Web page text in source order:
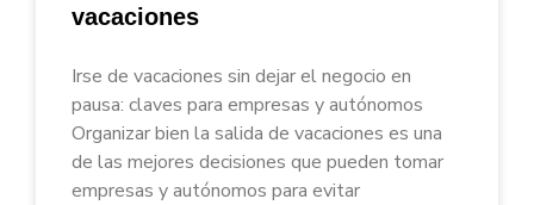
vacaciones
Irse de vacaciones sin dejar el negocio en
pausa: claves para empresas y autónomos
Organizar bien la salida de vacaciones es una
de las mejores decisiones que pueden tomar
empresas y autónomos para evitar